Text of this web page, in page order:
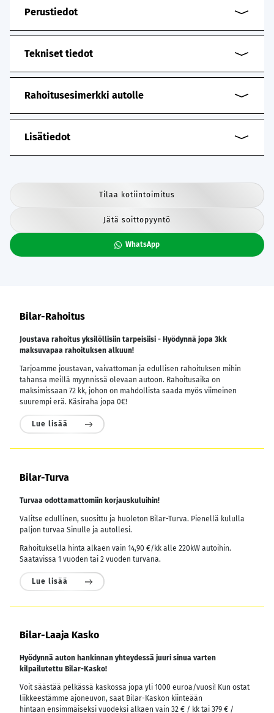
Perustiedot
Tekniset tiedot
Rahoitusesimerkki autolle
Lisätiedot
Tilaa kotiintoimitus
Jätä soittopyyntö
WhatsApp
Bilar-Rahoitus
Joustava rahoitus yksilöllisiin tarpeisiisi - Hyödynnä jopa 3kk
maksuvapaa rahoituksen alkuun!
Tarjoamme joustavan, vaivattoman ja edullisen rahoituksen mihin
tahansa meillä myynnissä olevaan autoon. Rahoitusaika on
maksimissaan 72 kk, johon on mahdollista saada myös viimeinen
suurempi erä. Käsiraha jopa 0€!
Lue lisää
Bilar-Turva
Turvaa odottamattomiin korjauskuluihin!
Valitse edullinen, suosittu ja huoleton Bilar-Turva. Pienellä kululla
paljon turvaa Sinulle ja autollesi.
Rahoituksella hinta alkaen vain 14,90 €/kk alle 220kW autoihin.
Saatavissa 1 vuoden tai 2 vuoden turvana.
Lue lisää
Bilar-Laaja Kasko
Hyödynnä auton hankinnan yhteydessä juuri sinua varten
kilpailutettu Bilar-Kasko!
Voit säästää pelkässä kaskossa jopa yli 1000 euroa/vuosi! Kun ostat
liikkeestämme ajoneuvon, saat Bilar-Kaskon kiinteään
hintaan ensimmäiseksi vuodeksi alkaen vain 32 € / kk tai 379 € /